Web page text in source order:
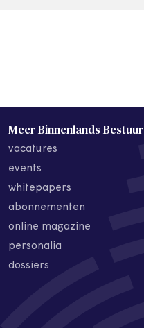
Meer Binnenlands Bestuur
vacatures
events
whitepapers
abonnementen
online magazine
personalia
dossiers